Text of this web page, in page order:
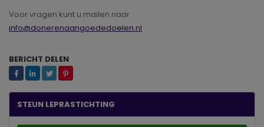
Voor vragen kunt u mailen naar
info@donerenaangoededoelen.nl .
BERICHT DELEN
STEUN LEPRASTICHTING